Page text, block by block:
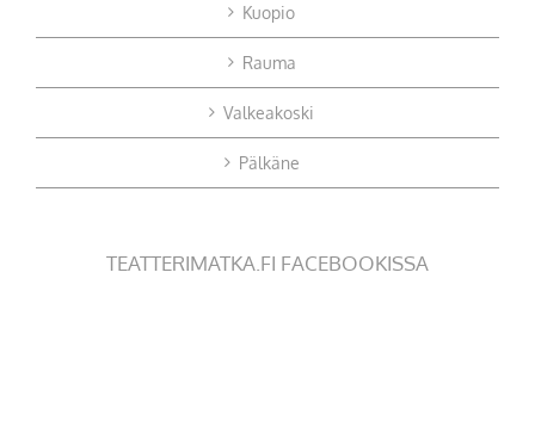
Kuopio
Rauma
Valkeakoski
Pälkäne
TEATTERIMATKA.FI FACEBOOKISSA